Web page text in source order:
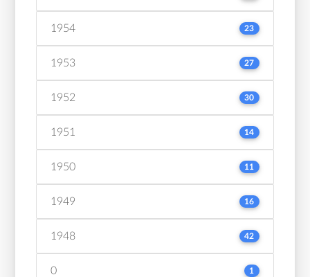
1954 23
1953 27
1952 30
1951 14
1950 11
1949 16
1948 42
0 1